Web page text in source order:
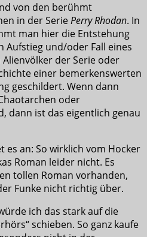
von den berühmt
in der SeriePerry Rhodan. In
man hier die Entstehung
Aufstieg und/oder Fall eines
der Serie oder
einer bemerkenswerten
geschildert. Wenn dann
oder
dann ist das eigentlich genau
es an: So wirklich vom Hocker
Roman leider nicht. Es
tollen Roman vorhanden,
Funke nicht richtig über.
ich das stark auf die
schieben. So ganz kaufe